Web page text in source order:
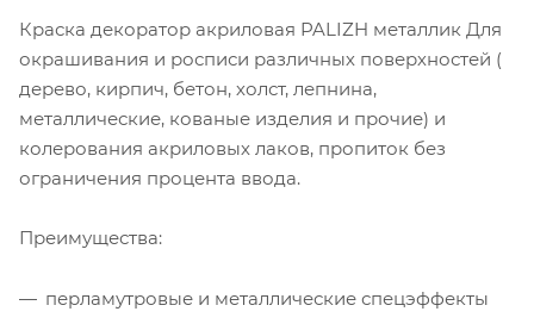
Краска декоратор акриловая PALIZH металлик Для
окрашивания и росписи различных поверхностей (
дерево, кирпич, бетон, холст, лепнина,
металлические, кованые изделия и прочие) и
колерования акриловых лаков, пропиток без
ограничения процента ввода.
Преимущества:
перламутровые и металлические спецэффекты